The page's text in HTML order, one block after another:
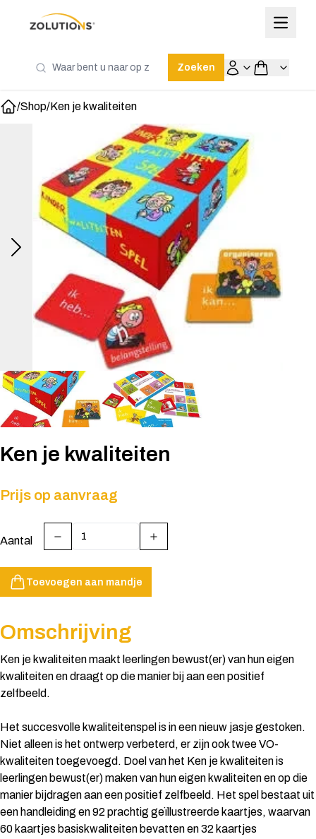
Zoeken
/Shop/Ken je kwaliteiten
Ken je kwaliteiten
Prijs op aanvraag
Aantal
Toevoegen aan mandje
Omschrijving
Ken je kwaliteiten maakt leerlingen bewust(er) van hun eigen
kwaliteiten en draagt op die manier bij aan een positief
zelfbeeld.
Het succesvolle kwaliteitenspel is in een nieuw jasje gestoken.
Niet alleen is het ontwerp verbeterd, er zijn ook twee VO-
kwaliteiten toegevoegd. Doel van het Ken je kwaliteiten is
leerlingen bewust(er) maken van hun eigen kwaliteiten en op die
manier bijdragen aan een positief zelfbeeld. Het spel bestaat uit
een handleiding en 92 prachtig geïllustreerde kaartjes, waarvan
60 kaartjes basiskwaliteiten bevatten en 32 kaartjes